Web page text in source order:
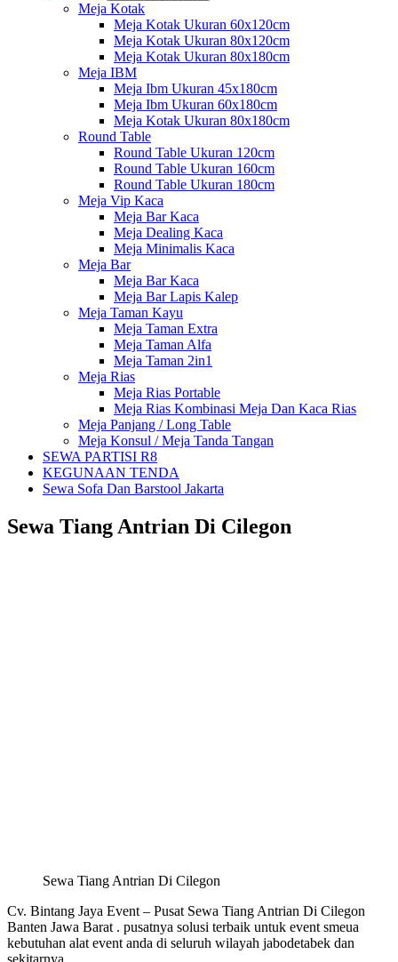
Meja Kotak
Meja Kotak Ukuran 60x120cm
Meja Kotak Ukuran 80x120cm
Meja Kotak Ukuran 80x180cm
Meja IBM
Meja Ibm Ukuran 45x180cm
Meja Ibm Ukuran 60x180cm
Meja Kotak Ukuran 80x180cm
Round Table
Round Table Ukuran 120cm
Round Table Ukuran 160cm
Round Table Ukuran 180cm
Meja Vip Kaca
Meja Bar Kaca
Meja Dealing Kaca
Meja Minimalis Kaca
Meja Bar
Meja Bar Kaca
Meja Bar Lapis Kalep
Meja Taman Kayu
Meja Taman Extra
Meja Taman Alfa
Meja Taman 2in1
Meja Rias
Meja Rias Portable
Meja Rias Kombinasi Meja Dan Kaca Rias
Meja Panjang / Long Table
Meja Konsul / Meja Tanda Tangan
SEWA PARTISI R8
KEGUNAAN TENDA
Sewa Sofa Dan Barstool Jakarta
Sewa Tiang Antrian Di Cilegon
Sewa Tiang Antrian Di Cilegon
Cv. Bintang Jaya Event – Pusat Sewa Tiang Antrian Di Cilegon
Banten Jawa Barat . pusatnya solusi terbaik untuk event smeua
kebutuhan alat event anda di seluruh wilayah jabodetabek dan
sekitarnya.